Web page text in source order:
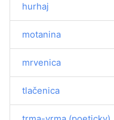
hurhaj
motanina
mrvenica
tlačenica